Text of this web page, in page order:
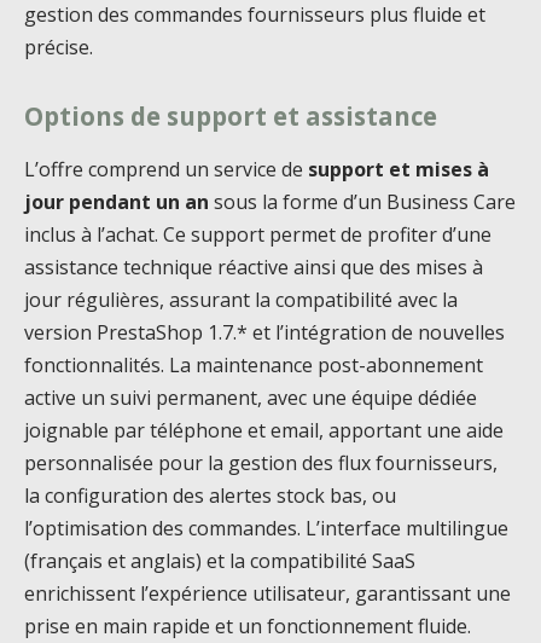
gestion des commandes fournisseurs plus fluide et
précise.
Options de support et assistance
L’offre comprend un service de support et mises à
jour pendant un an sous la forme d’un Business Care
inclus à l’achat. Ce support permet de profiter d’une
assistance technique réactive ainsi que des mises à
jour régulières, assurant la compatibilité avec la
version PrestaShop 1.7.* et l’intégration de nouvelles
fonctionnalités. La maintenance post-abonnement
active un suivi permanent, avec une équipe dédiée
joignable par téléphone et email, apportant une aide
personnalisée pour la gestion des flux fournisseurs,
la configuration des alertes stock bas, ou
l’optimisation des commandes. L’interface multilingue
(français et anglais) et la compatibilité SaaS
enrichissent l’expérience utilisateur, garantissant une
prise en main rapide et un fonctionnement fluide.